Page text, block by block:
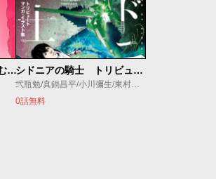
「シドニアの騎士 あいつむぐほし」 描きおろし設定資料集 シドニアの騎士 トリビュートマンガ・イラスト集
弐瓶勉/真鍋昌平/小川彌生/東村アキコ/五十嵐大介/すぎむらしんいち/タツヲ/石口十/蟹江鉄史/やしろ学
0話無料